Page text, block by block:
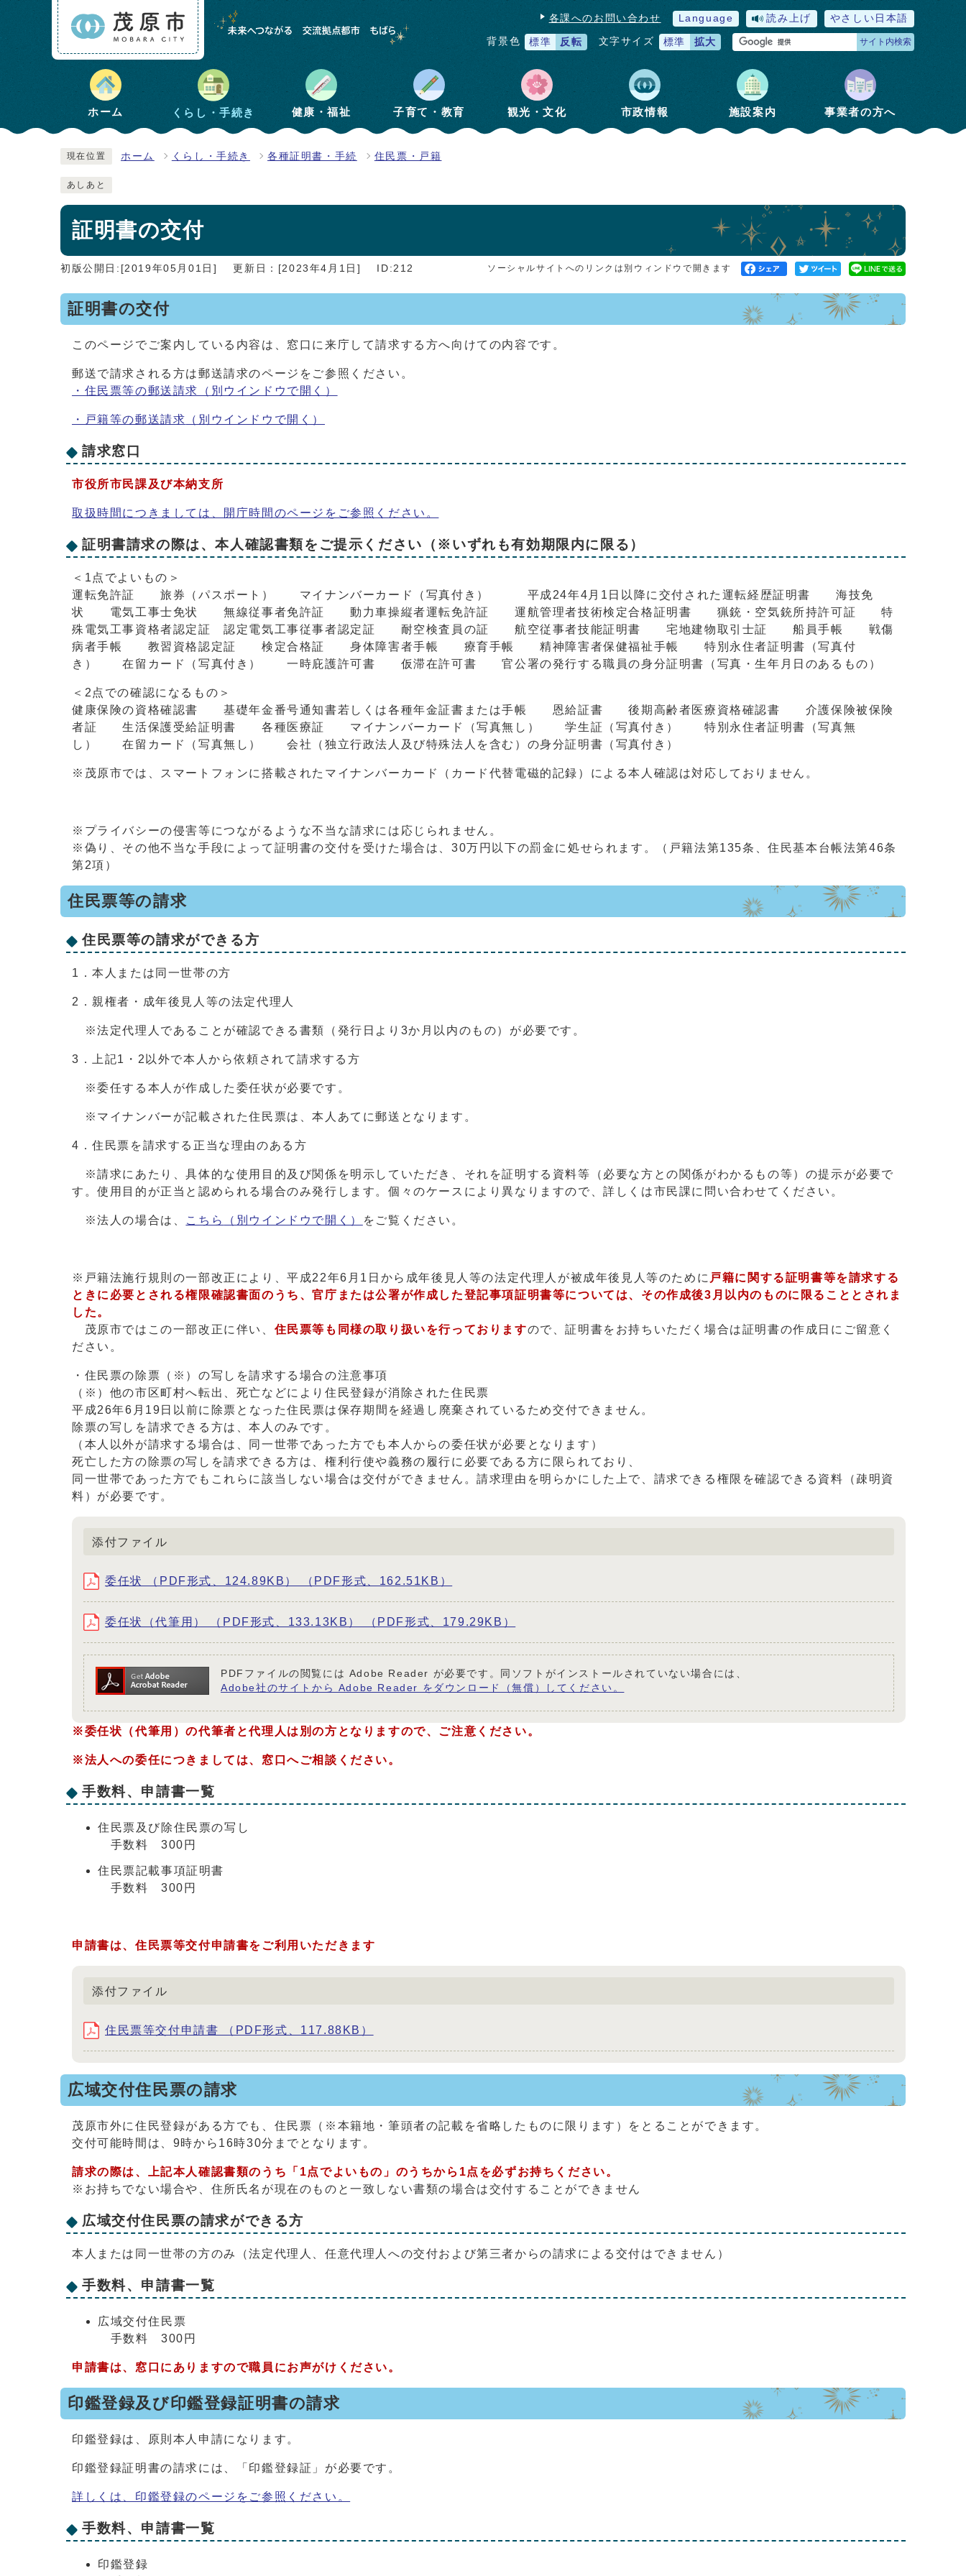
各課へのお問い合わせ Language 読み上げ やさしい日本語
背景色 標準 反転 文字サイズ 標準 拡大 サイト内検索
ホーム くらし・手続き 健康・福祉 子育て・教育 観光・文化 市政情報 施設案内 事業者の方へ
現在位置 ホーム くらし・手続き 各種証明書・手続 住民票・戸籍
あしあと
証明書の交付
初版公開日:[2019年05月01日] 更新日：[2023年4月1日] ID:212 ソーシャルサイトへのリンクは別ウィンドウで開きます
証明書の交付
このページでご案内している内容は、窓口に来庁して請求する方へ向けての内容です。
郵送で請求される方は郵送請求のページをご参照ください。
・住民票等の郵送請求
（別ウインドウで開く）
・戸籍等の郵送請求 （別ウインドウで開く）
請求窓口
市役所市民課及び本納支所
取扱時間につきましては、開庁時間のページをご参照ください。
証明書請求の際は、本人確認書類をご提示ください（※いずれも有効期限内に限る）
＜1点でよいもの＞
運転免許証 旅券（パスポート） マイナンバーカード（写真付き） 平成24年4月1日以降に交付された運転経歴証明書 海技免
状 電気工事士免状 無線従事者免許証 動力車操縦者運転免許証 運航管理者技術検定合格証明書 猟銃・空気銃所持許可証 特
殊電気工事資格者認定証 認定電気工事従事者認定証 耐空検査員の証 航空従事者技能証明書 宅地建物取引士証 船員手帳 戦傷
病者手帳 教習資格認定証 検定合格証 身体障害者手帳 療育手帳 精神障害者保健福祉手帳 特別永住者証明書（写真付
き） 在留カード（写真付き） 一時庇護許可書 仮滞在許可書 官公署の発行する職員の身分証明書（写真・生年月日のあるもの）
＜2点での確認になるもの＞
健康保険の資格確認書 基礎年金番号通知書若しくは各種年金証書または手帳 恩給証書 後期高齢者医療資格確認書 介護保険被保険
者証 生活保護受給証明書 各種医療証 マイナンバーカード（写真無し） 学生証（写真付き） 特別永住者証明書（写真無
し） 在留カード（写真無し） 会社（独立行政法人及び特殊法人を含む）の身分証明書（写真付き）
※茂原市では、スマートフォンに搭載されたマイナンバーカード（カード代替電磁的記録）による本人確認は対応しておりません。
※プライバシーの侵害等につながるような不当な請求には応じられません。
※偽り、その他不当な手段によって証明書の交付を受けた場合は、30万円以下の罰金に処せられます。（戸籍法第135条、住民基本台帳法第46条
第2項）
住民票等の請求
住民票等の請求ができる方
1．本人または同一世帯の方
2．親権者・成年後見人等の法定代理人
※法定代理人であることが確認できる書類（発行日より3か月以内のもの）が必要です。
3．上記1・2以外で本人から依頼されて請求する方
※委任する本人が作成した委任状が必要です。
※マイナンバーが記載された住民票は、本人あてに郵送となります。
4．住民票を請求する正当な理由のある方
※請求にあたり、具体的な使用目的及び関係を明示していただき、それを証明する資料等（必要な方との関係がわかるもの等）の提示が必要で
す。使用目的が正当と認められる場合のみ発行します。個々のケースにより異なりますので、詳しくは市民課に問い合わせてください。
※法人の場合は、 こちら （別ウインドウで開く） をご覧ください。
※戸籍法施行規則の一部改正により、平成22年6月1日から成年後見人等の法定代理人が被成年後見人等のために 戸籍に関する証明書等を請求する
ときに必要とされる権限確認書面のうち、官庁または公署が作成した登記事項証明書等については、その作成後3月以内のものに限ることとされま
した。
茂原市ではこの一部改正に伴い、 住民票等も同様の取り扱いを行っておりますので、証明書をお持ちいただく場合は証明書の作成日にご留意く
ださい。
・住民票の除票（※）の写しを請求する場合の注意事項
（※）他の市区町村へ転出、死亡などにより住民登録が消除された住民票
平成26年6月19日以前に除票となった住民票は保存期間を経過し廃棄されているため交付できません。
除票の写しを請求できる方は、本人のみです。
（本人以外が請求する場合は、同一世帯であった方でも本人からの委任状が必要となります）
死亡した方の除票の写しを請求できる方は、権利行使や義務の履行に必要である方に限られており、
同一世帯であった方でもこれらに該当しない場合は交付ができません。請求理由を明らかにした上で、請求できる権限を確認できる資料（疎明資
料）が必要です。
添付ファイル
委任状 （PDF形式、124.89KB） （PDF形式、162.51KB）
委任状（代筆用） （PDF形式、133.13KB） （PDF形式、179.29KB）
PDFファイルの閲覧には Adobe Reader が必要です。同ソフトがインストールされていない場合には、
Adobe社のサイトから Adobe Reader をダウンロード（無償）してください。
※委任状（代筆用）の代筆者と代理人は別の方となりますので、ご注意ください。
※法人への委任につきましては、窓口へご相談ください。
手数料、申請書一覧
住民票及び除住民票の写し
手数料 300円
住民票記載事項証明書
手数料 300円
申請書は、住民票等交付申請書をご利用いただきます
添付ファイル
住民票等交付申請書 （PDF形式、117.88KB）
広域交付住民票の請求
茂原市外に住民登録がある方でも、住民票（※本籍地・筆頭者の記載を省略したものに限ります）をとることができます。
交付可能時間は、9時から16時30分までとなります。
請求の際は、上記本人確認書類のうち「1点でよいもの」のうちから1点を必ずお持ちください。
※お持ちでない場合や、住所氏名が現在のものと一致しない書類の場合は交付することができません
広域交付住民票の請求ができる方
本人または同一世帯の方のみ（法定代理人、任意代理人への交付および第三者からの請求による交付はできません）
手数料、申請書一覧
広域交付住民票
手数料 300円
申請書は、窓口にありますので職員にお声がけください。
印鑑登録及び印鑑登録証明書の請求
印鑑登録は、原則本人申請になります。
印鑑登録証明書の請求には、「印鑑登録証」が必要です。
詳しくは、印鑑登録のページをご参照ください。
手数料、申請書一覧
印鑑登録